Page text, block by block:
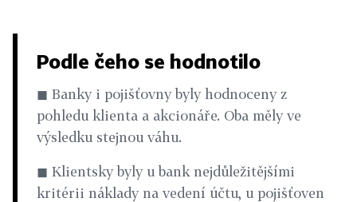
Podle čeho se hodnotilo
◼ Banky i pojišťovny byly hodnoceny z
pohledu klienta a akcionáře. Oba měly ve
výsledku stejnou váhu.
◼ Klientsky byly u bank nejdůležitějšími
kritérii náklady na vedení účtu, u pojišťoven